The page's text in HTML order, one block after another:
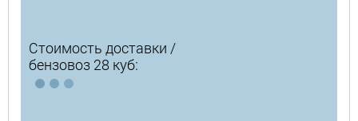
Стоимость доставки /
бензовоз 28 куб: